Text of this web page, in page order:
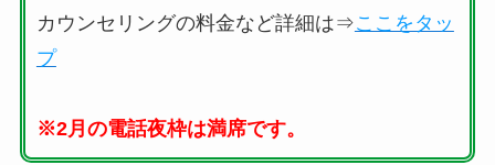
カウンセリングの料金など詳細は⇒ここをタッ
プ
※2月の電話夜枠は満席です。